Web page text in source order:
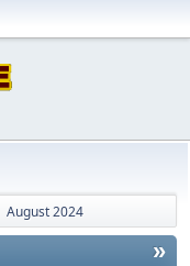
August 2024
»